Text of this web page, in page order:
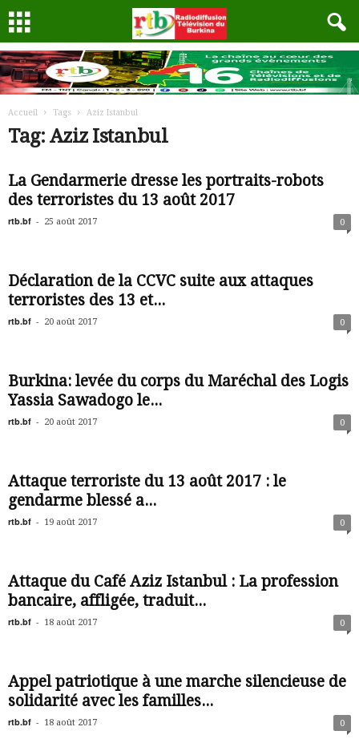
Accueil Tags Aziz Istanbul
Tag: Aziz Istanbul
La Gendarmerie dresse les portraits-robots
des terroristes du 13 août 2017
rtb.bf - 25 août 2017 0
Déclaration de la CCVC suite aux attaques
terroristes des 13 et...
rtb.bf - 20 août 2017 0
Burkina: levée du corps du Maréchal des Logis
Yassia Sawadogo le...
rtb.bf - 20 août 2017 0
Attaque terroriste du 13 août 2017 : le
gendarme blessé a...
rtb.bf - 19 août 2017 0
Attaque du Café Aziz Istanbul : La profession
bancaire, affligée, traduit...
rtb.bf - 18 août 2017 0
Appel patriotique à une marche silencieuse de
solidarité avec les familles...
rtb.bf - 18 août 2017 0